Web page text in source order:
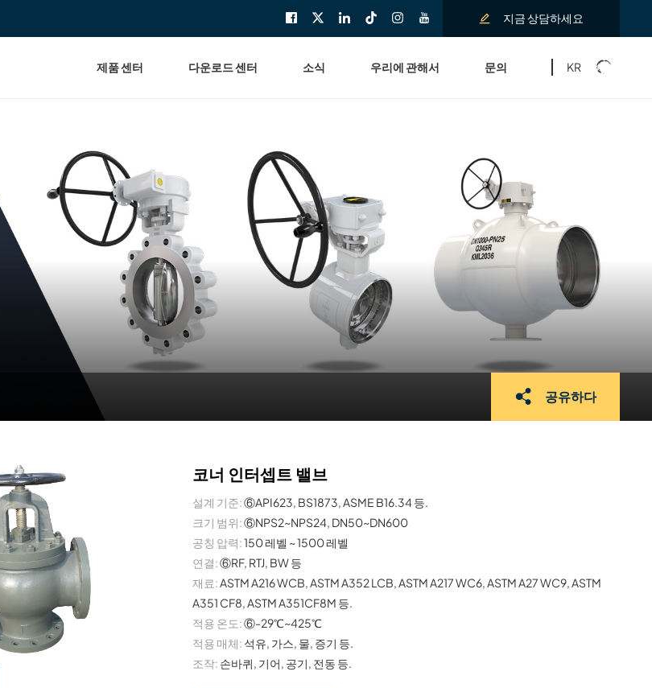
지금 상담하세요
제품 센터 다운로드 센터 소식 우리에 관해서 문의 KR
공유하다
코너 인터셉트 밸브
설계 기준:⑥API623, BS1873, ASME B16.34 등.
크기 범위:⑥NPS2~NPS24, DN50~DN600
공칭 압력:150 레벨 ~ 1500 레벨
연결:⑥RF, RTJ, BW 등
재료: ASTM A216 WCB, ASTM A352 LCB, ASTM A217 WC6, ASTM A27 WC9, ASTM
A351 CF8, ASTM A351CF8M 등.
적용 온도:⑥-29℃~425℃
적용 매체: 석유, 가스, 물, 증기 등.
조작: 손바퀴, 기어, 공기, 전동 등.